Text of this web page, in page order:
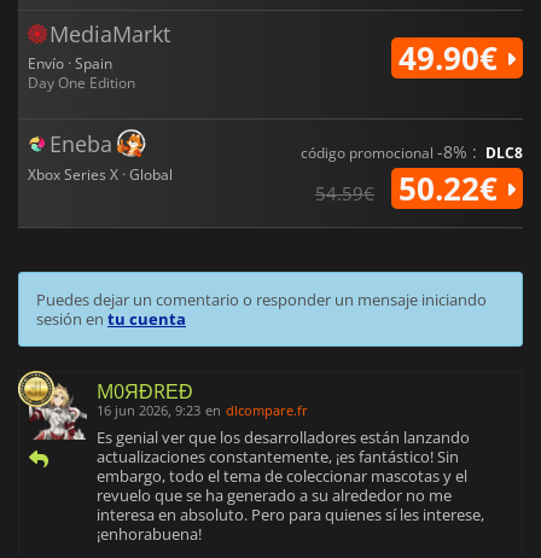
MediaMarkt
Envío · Spain
Day One Edition
49.90€
Eneba
Xbox Series X · Global
código promocional -8% : DLC8
54.59€ 50.22€
Puedes dejar un comentario o responder un mensaje iniciando
sesión en tu cuenta
M0ЯĐRΕĐ
16 jun 2026, 9:23 en dlcompare.fr
Es genial ver que los desarrolladores están lanzando
actualizaciones constantemente, ¡es fantástico! Sin
embargo, todo el tema de coleccionar mascotas y el
revuelo que se ha generado a su alrededor no me
interesa en absoluto. Pero para quienes sí les interese,
¡enhorabuena!